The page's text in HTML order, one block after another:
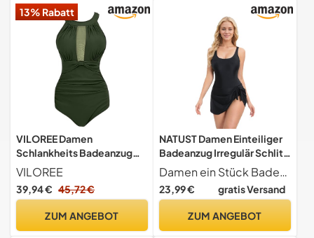
13% Rabatt
VILOREE Damen
Schlankheits Badeanzug
Raffung Einteiler High Neck
Bademode Strandmode
Grün L
VILOREE
39,94 € 45,72 €
ZUM ANGEBOT
NATUST Damen Einteiliger
Badeanzug Irregulär Schlitz
Badekleid Gepolstert
Ruched Badeanzug
Bauchweg Schwimmkleid
Damen ein Stück Badekleid Funktion U-Ausschnitt, kann besser die Halslinie zu ändern
23,99 € gratis Versand
ZUM ANGEBOT